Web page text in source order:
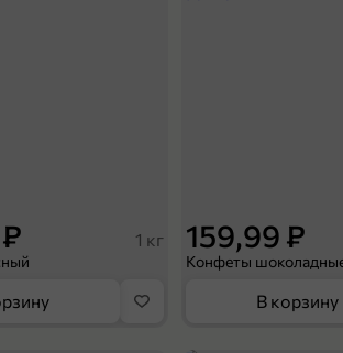
1 кг 159,99 ₽
В корзину